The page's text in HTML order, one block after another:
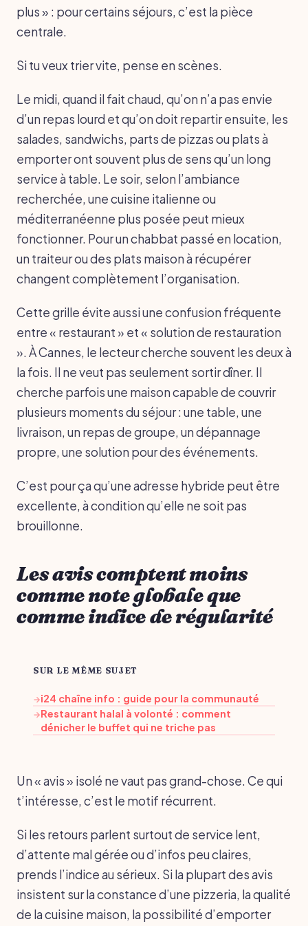
plus » : pour certains séjours, c’est la pièce
centrale.
Si tu veux trier vite, pense en scènes.
Le midi, quand il fait chaud, qu’on n’a pas envie
d’un repas lourd et qu’on doit repartir ensuite, les
salades, sandwichs, parts de pizzas ou plats à
emporter ont souvent plus de sens qu’un long
service à table. Le soir, selon l’ambiance
recherchée, une cuisine italienne ou
méditerranéenne plus posée peut mieux
fonctionner. Pour un chabbat passé en location,
un traiteur ou des plats maison à récupérer
changent complètement l’organisation.
Cette grille évite aussi une confusion fréquente
entre « restaurant » et « solution de restauration
». À Cannes, le lecteur cherche souvent les deux à
la fois. Il ne veut pas seulement sortir dîner. Il
cherche parfois une maison capable de couvrir
plusieurs moments du séjour : une table, une
livraison, un repas de groupe, un dépannage
propre, une solution pour des événements.
C’est pour ça qu’une adresse hybride peut être
excellente, à condition qu’elle ne soit pas
brouillonne.
Les avis comptent moins
comme note globale que
comme indice de régularité
SUR LE MÊME SUJET
→i24 chaîne info : guide pour la communauté
→Restaurant halal à volonté : comment
dénicher le buffet qui ne triche pas
Un « avis » isolé ne vaut pas grand-chose. Ce qui
t’intéresse, c’est le motif récurrent.
Si les retours parlent surtout de service lent,
d’attente mal gérée ou d’infos peu claires,
prends l’indice au sérieux. Si la plupart des avis
insistent sur la constance d’une pizzeria, la qualité
de la cuisine maison, la possibilité d’emporter